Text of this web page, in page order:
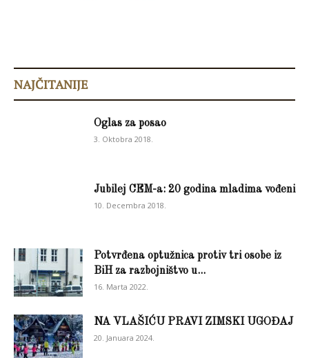
NAJČITANIJE
Oglas za posao
3. Oktobra 2018.
Jubilej CEM-a: 20 godina mladima vođeni
10. Decembra 2018.
Potvrđena optužnica protiv tri osobe iz
BiH za razbojništvo u...
16. Marta 2022.
NA VLAŠIĆU PRAVI ZIMSKI UGOĐAJ
20. Januara 2024.